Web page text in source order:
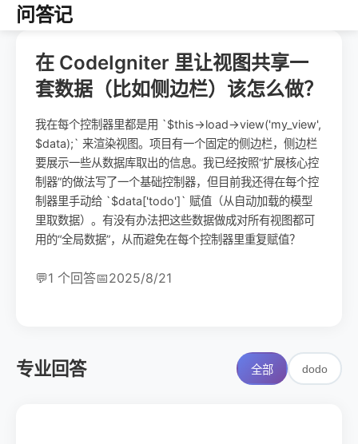
问答记
在 CodeIgniter 里让视图共享一
套数据（比如侧边栏）该怎么做？
我在每个控制器里都是用 `$this->load->view('my_view',
$data);` 来渲染视图。项目有一个固定的侧边栏，侧边栏
要展示一些从数据库取出的信息。我已经按照“扩展核心控
制器”的做法写了一个基础控制器，但目前我还得在每个控
制器里手动给 `$data['todo']` 赋值（从自动加载的模型
里取数据）。有没有办法把这些数据做成对所有视图都可
用的“全局数据”，从而避免在每个控制器里重复赋值？
💬1 个回答📅2025/8/21
专业回答 全部 dodo